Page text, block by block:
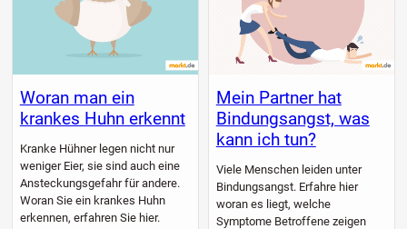
Woran man ein
krankes Huhn erkennt
Kranke Hühner legen nicht nur
weniger Eier, sie sind auch eine
Ansteckungsgefahr für andere.
Woran Sie ein krankes Huhn
erkennen, erfahren Sie hier.
Mein Partner hat
Bindungsangst, was
kann ich tun?
Viele Menschen leiden unter
Bindungsangst. Erfahre hier
woran es liegt, welche
Symptome Betroffene zeigen